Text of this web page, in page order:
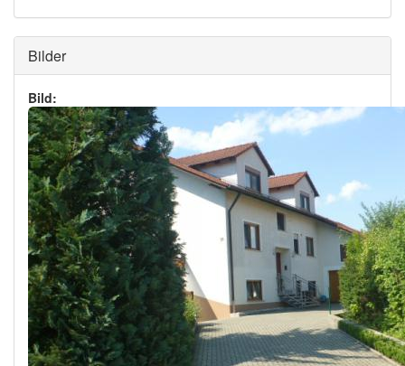
Ausblenden
Bilder
Bild: